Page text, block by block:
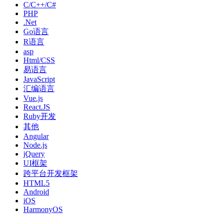
C/C++/C#
PHP
.Net
Go语言
R语言
asp
Html/CSS
易语言
JavaScript
汇编语言
Vue.js
React.JS
Ruby开发
其他
Angular
Node.js
jQuery
UI框架
跨平台开发框架
HTML5
Android
iOS
HarmonyOS